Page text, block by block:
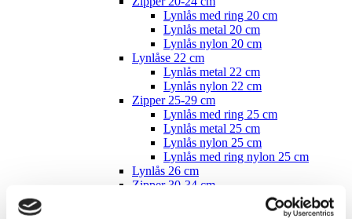
Lynlås med ring 20 cm
Lynlås metal 20 cm
Lynlås nylon 20 cm
Lynlåse 22 cm
Lynlås metal 22 cm
Lynlås nylon 22 cm
Zipper 25-29 cm
Lynlås med ring 25 cm
Lynlås metal 25 cm
Lynlås nylon 25 cm
Lynlås med ring nylon 25 cm
Lynlås 26 cm
Zipper 30-34 cm
Lynlås med ring 30 cm